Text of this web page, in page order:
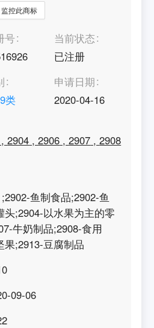
监控此商标
号
当前状态
已注册
类
申请日期
2020-04-16
,2904 ,2906 ,2907 ,2908
鱼制食品;2902-鱼
头;2904-以水果为主的零
牛奶制品;2908-食用
果;2913-豆腐制品
09-06